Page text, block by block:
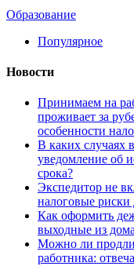
Образование
Популярное
Новости
Принимаем на
проживает за
особенности
В каких случаях
уведомление об
срока?
Экспедитор не
налоговые риски
Как оформить
выходные из
Можно ли
работника: